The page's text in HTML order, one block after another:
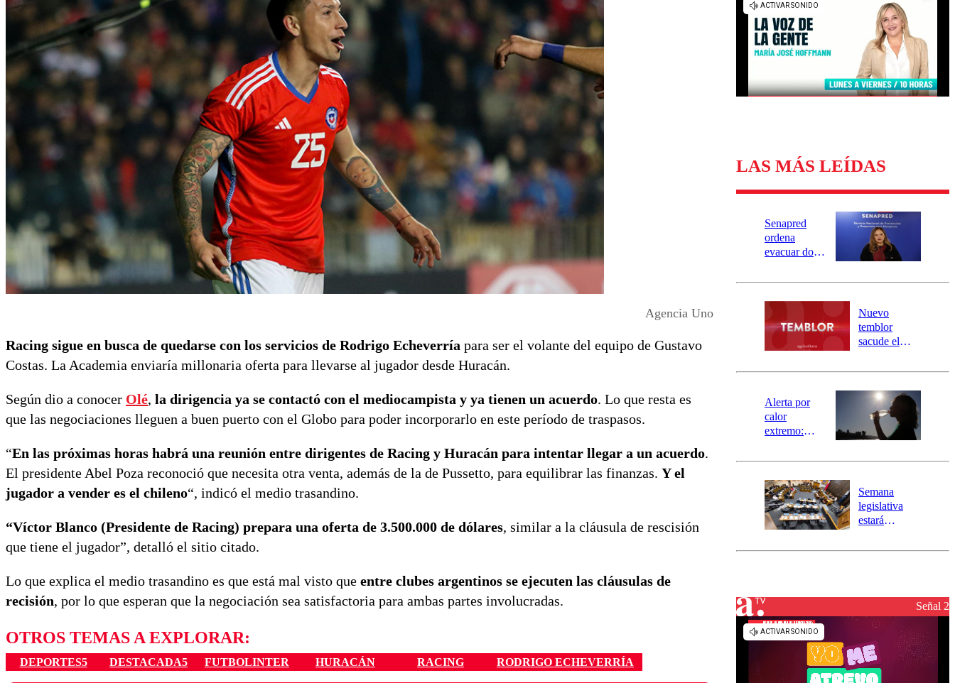
Universidad de Chile
Sustentabilidad
Agencia Uno
Racing sigue en busca de quedarse con los servicios de Rodrigo Echeverría para ser el volante del equipo de Gustavo
Costas. La Academia enviaría millonaria oferta para llevarse al jugador desde Huracán.
Según dio a conocer Olé, la dirigencia ya se contactó con el mediocampista y ya tienen un acuerdo. Lo que resta es
que las negociaciones lleguen a buen puerto con el Globo para poder incorporarlo en este período de traspasos.
“En las próximas horas habrá una reunión entre dirigentes de Racing y Huracán para intentar llegar a un acuerdo.
El presidente Abel Poza reconoció que necesita otra venta, además de la de Pussetto, para equilibrar las finanzas. Y el
jugador a vender es el chileno“, indicó el medio trasandino.
“Víctor Blanco (Presidente de Racing) prepara una oferta de 3.500.000 de dólares, similar a la cláusula de rescisión
que tiene el jugador”, detalló el sitio citado.
Lo que explica el medio trasandino es que está mal visto que entre clubes argentinos se ejecuten las cláusulas de
recisión, por lo que esperan que la negociación sea satisfactoria para ambas partes involucradas.
OTROS TEMAS A EXPLORAR:
DEPORTES5 DESTACADA5 FUTBOLINTER HURACÁN RACING RODRIGO ECHEVERRÍA
LAS MÁS LEÍDAS
Senapred
ordena
evacuar dos
Carahue por
río Damas:
activa
mensajería
SAE
Nuevo
temblor
sacude el
revisa la
epicentro
Alerta por
calor
extremo:
activa Alerta
Preventiva en
tres comunas
Semana
legislativa
estará
el fin de la
reconstrucciónSeñal 2